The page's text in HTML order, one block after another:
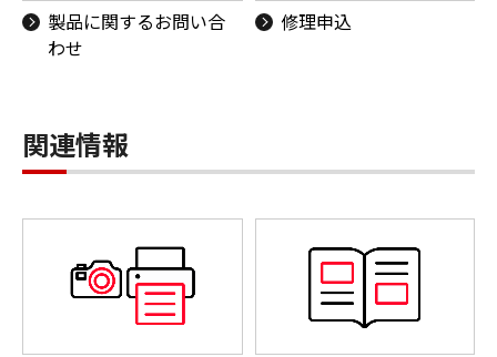
製品に関するお問い合
わせ
修理申込
関連情報